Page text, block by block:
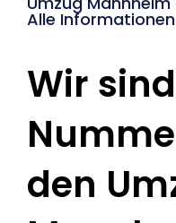
Alle Informationen
Wir
den